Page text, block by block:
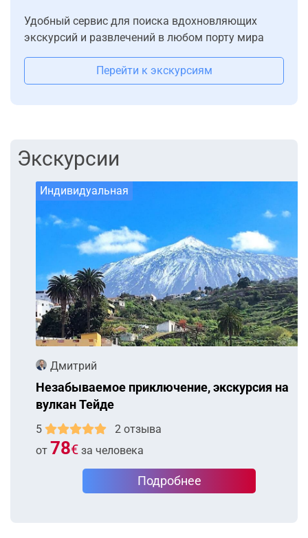
Удобный сервис для поиска вдохновляющих
экскурсий и развлечений в любом порту мира
Перейти к экскурсиям
Экскурсии
Индивидуальная
Дмитрий
Незабываемое приключение, экскурсия на
вулкан Тейде
2 отзыва
78€ за человека
Подробнее